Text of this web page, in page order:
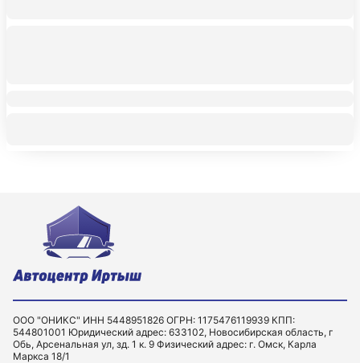
ООО "ОНИКС" ИНН 5448951826 ОГРН: 1175476119939 КПП:
544801001 Юридический адрес: 633102, Новосибирская область, г
Обь, Арсенальная ул, зд. 1 к. 9 Физический адрес: г. Омск, Карла
Маркса 18/1